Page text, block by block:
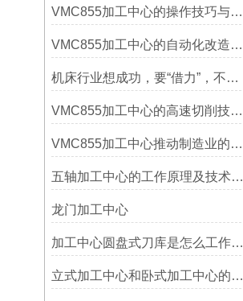
VMC855加工中心的操作技巧与维护指南
VMC855加工中心的自动化改造与智能化应用说明
机床行业想成功，要“借力”，不要“尽力”！
VMC855加工中心的高速切削技术介绍
VMC855加工中心推动制造业的发展
五轴加工中心的工作原理及技术优势
龙门加工中心
加工中心圆盘式刀库是怎么工作的？
立式加工中心和卧式加工中心的区别